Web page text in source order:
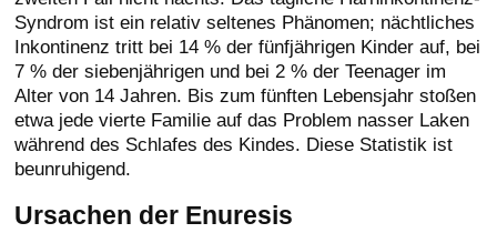
Syndrom ist ein relativ seltenes Phänomen; nächtliches
Inkontinenz tritt bei 14 % der fünfjährigen Kinder auf, bei
7 % der siebenjährigen und bei 2 % der Teenager im
Alter von 14 Jahren. Bis zum fünften Lebensjahr stoßen
etwa jede vierte Familie auf das Problem nasser Laken
während des Schlafes des Kindes. Diese Statistik ist
beunruhigend.
Ursachen der Enuresis